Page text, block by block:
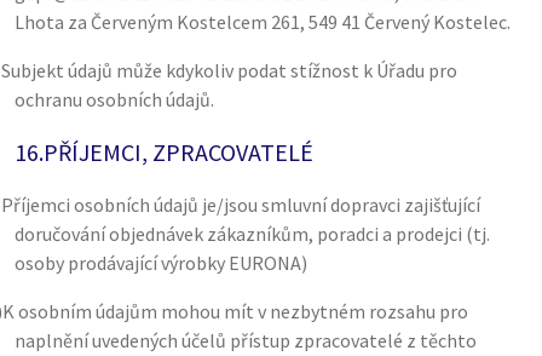
Lhota za Červeným Kostelcem 261, 549 41 Červený Kostelec.
Subjekt údajů může kdykoliv podat stížnost k Úřadu pro
ochranu osobních údajů.
16.PŘÍJEMCI, ZPRACOVATELÉ
Příjemci osobních údajů je/jsou smluvní dopravci zajišťující
doručování objednávek zákazníkům, poradci a prodejci (tj.
osoby prodávající výrobky EURONA)
K osobním údajům mohou mít v nezbytném rozsahu pro
naplnění uvedených účelů přístup zpracovatelé z těchto